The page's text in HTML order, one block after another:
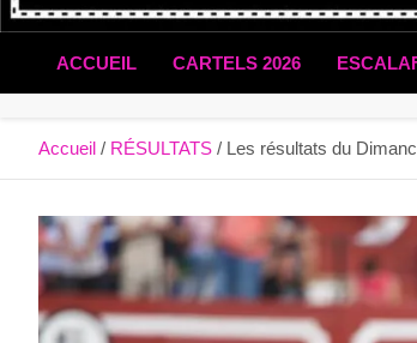
ACCUEIL CARTELS 2026
Accueil RÉSULTATS Les résultats du